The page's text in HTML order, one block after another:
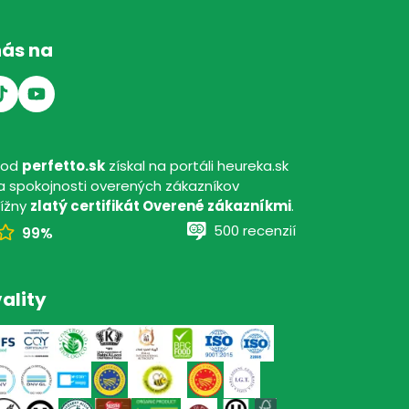
na
perfetto.skzískal na portáli heureka.sk
spokojnosti overených zákazníkov
zlatý certifikát Overené zákazníkmi.
99%
500 recenzií